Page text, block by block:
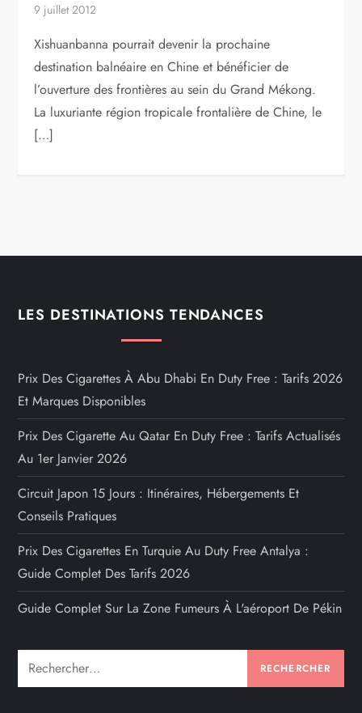
9 juillet 2012
Xishuanbanna pourrait devenir la prochaine
destination balnéaire en Chine et bénéficier de
l’ouverture des frontières au sein du Grand Mékong.
La luxuriante région tropicale frontalière de Chine, le
[…]
LES DESTINATIONS TENDANCES
Prix Des Cigarettes À Abu Dhabi En Duty Free : Tarifs 2026
Et Marques Disponibles
Prix Des Cigarette Au Qatar En Duty Free : Tarifs Actualisés
Au 1er Janvier 2026
Circuit Japon 15 Jours : Itinéraires, Hébergements Et
Conseils Pratiques
Prix Des Cigarettes En Turquie Au Duty Free Antalya :
Guide Complet Des Tarifs 2026
Guide Complet Sur La Zone Fumeurs À L'aéroport De Pékin
Rechercher :